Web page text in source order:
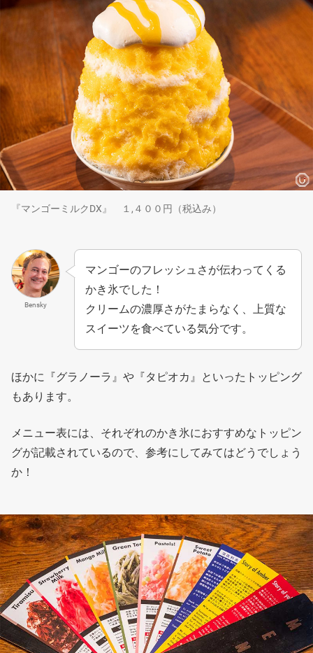
『マンゴーミルクDX』 １,４００円（税込み）
Bensky
マンゴーのフレッシュさが伝わってくる
かき氷でした！
クリームの濃厚さがたまらなく、上質な
スイーツを食べている気分です。
ほかに『グラノーラ』や『タピオカ』といったトッピング
もあります。
メニュー表には、それぞれのかき氷におすすめなトッピン
グが記載されているので、参考にしてみてはどうでしょう
か！